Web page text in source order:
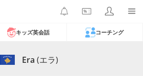
キッズ英会話 コーチング
Era (エラ)